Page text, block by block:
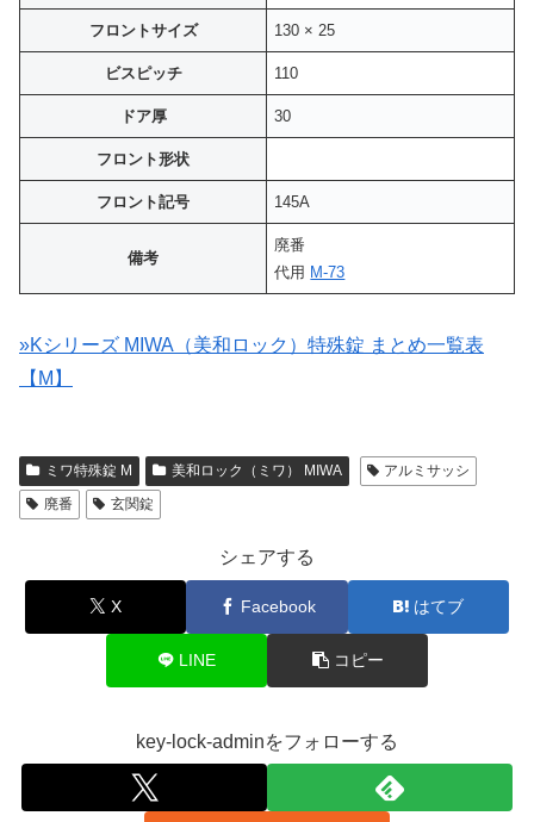
フロントサイズ 130 × 25
ビスピッチ 110
ドア厚 30
フロント形状
フロント記号 145A
備考
廃番
代用 M-73
»Kシリーズ MIWA（美和ロック）特殊錠 まとめ一覧表
【M】
ミワ特殊錠 M 美和ロック（ミワ） MIWA
アルミサッシ
廃番
玄関錠
シェアする
X Facebook はてブ
LINE コピー
key-lock-adminをフォローする